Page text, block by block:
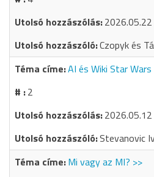
Czopyk és
AI és Wiki Star Wars
2
Stevanovic
Mi vagy az MI? >>